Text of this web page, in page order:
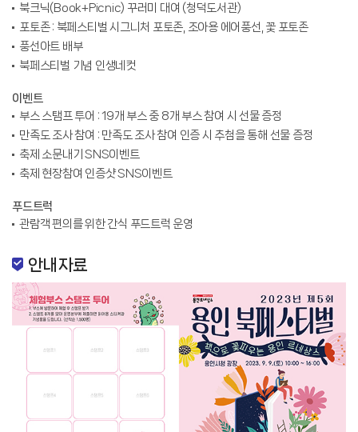
북크닉(Book+Picnic) 꾸러미 대여 (청덕도서관)
포토존 : 북페스티벌 시그니처 포토존, 조아용 에어풍선, 꽃 포토존
풍선아트 배부
북페스티벌 기념 인생네컷
이벤트
부스 스탬프 투어 : 19개 부스 중 8개 부스 참여 시 선물 증정
만족도 조사 참여 : 만족도 조사 참여 인증 시 추첨을 통해 선물 증정
축제 소문내기 SNS이벤트
축제 현장참여 인증샷 SNS이벤트
푸드트럭
관람객 편의를 위한 간식 푸드트럭 운영
안내자료